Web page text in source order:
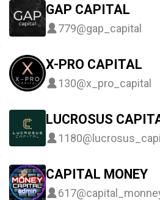
GAP CAPITAL
779@gap_capital
X-PRO CAPITAL
130@x_pro_capital
LUCROSUS
1180
CAPITAL MONEY
617